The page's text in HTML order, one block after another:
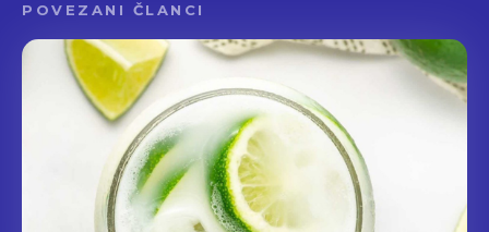
POVEZANI ČLANCI